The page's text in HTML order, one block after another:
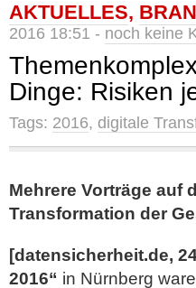
AKTUELLES,
2016 18:51 - noch keine
Dinge: Risiken
Tags: 2016, digitale
Mehrere Vorträge auf
Transformation der
[datensicherheit.de,
2016“ in Nürnberg